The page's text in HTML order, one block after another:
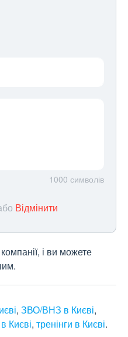
1000 символів
Відмінити
і ви можете
, ЗВО/ВНЗ в Києві,
Києві, тренінги в Києві.